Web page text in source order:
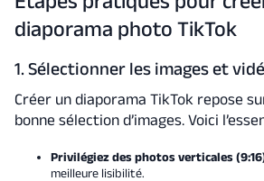
diaporama photo TikTok
1. Sélectionner les images et
Créer un diaporama TikTok repose
bonne sélection d’images. Voici
Privilégiez des photos verticales
meilleure lisibilité.